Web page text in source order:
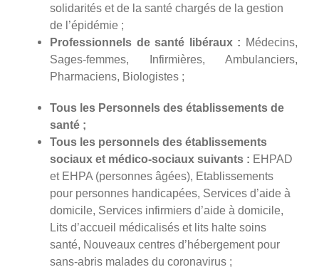
solidarités et de la santé chargés de la gestion
de l’épidémie ;
Professionnels de santé libéraux : Médecins,
Sages-femmes, Infirmières, Ambulanciers,
Pharmaciens, Biologistes ;
Tous les Personnels des établissements de
santé ;
Tous les personnels des établissements
sociaux et médico-sociaux suivants : EHPAD
et EHPA (personnes âgées), Etablissements
pour personnes handicapées, Services d’aide à
domicile, Services infirmiers d’aide à domicile,
Lits d’accueil médicalisés et lits halte soins
santé, Nouveaux centres d’hébergement pour
sans-abris malades du coronavirus ;